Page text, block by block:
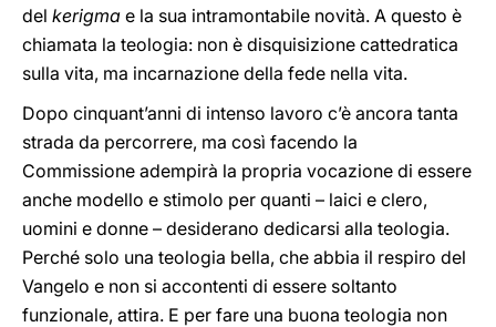
del kerigma e la sua intramontabile novità. A questo è
chiamata la teologia: non è disquisizione cattedratica
sulla vita, ma incarnazione della fede nella vita.
Dopo cinquant’anni di intenso lavoro c’è ancora tanta
strada da percorrere, ma così facendo la
Commissione adempirà la propria vocazione di essere
anche modello e stimolo per quanti – laici e clero,
uomini e donne – desiderano dedicarsi alla teologia.
Perché solo una teologia bella, che abbia il respiro del
Vangelo e non si accontenti di essere soltanto
funzionale, attira. E per fare una buona teologia non